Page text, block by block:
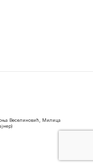
Веселиновић, Милица